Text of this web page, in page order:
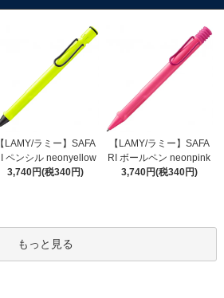
【LAMY/ラミー】SAFA
ペンシル neonyellow
3,740円(税340円)
【LAMY/ラミー】SAFA
RI ボールペン neonpink
3,740円(税340円)
もっと見る